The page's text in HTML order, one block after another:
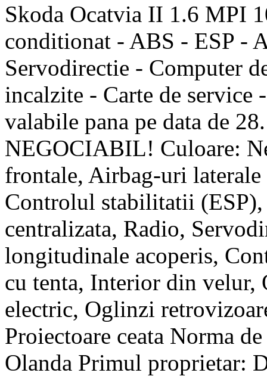
Skoda Ocatvia II 1.6 MPI
conditionat - ABS - ESP -
Servodirectie - Computer
incalzite - Carte de service
valabile pana pe data de
NEGOCIABIL! Culoare:
frontale, Airbag-uri
Controlul stabilitatii
centralizata, Radio,
longitudinale acoperis,
cu tenta, Interior din velur,
electric, Oglinzi
Proiectoare ceata Norma
Olanda Primul proprietar: